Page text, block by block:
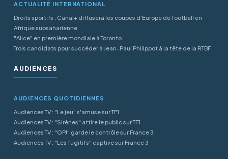
ACTUALITÉ INTERNATIONAL
Droits sportifs : Canal+ diffusera les coupes d’Europe de football en
Afrique subsaharienne
"Alice" en première mondiale à Toronto
Trois candidats pour succéder à Jean-Paul Philippot à la tête de la RTBF
AUDIENCES
AUDIENCES QUOTIDIENNES
Audiences TV : "Le jeu" s'amuse sur TF1
Audiences TV : "Sirènes" attire le public sur TF1
Audiences TV : "OPJ" garde le contrôle sur France 3
Audiences TV : "Les fugitifs" captive sur France 3